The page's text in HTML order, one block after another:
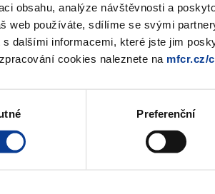
obsahu, analýze návštěvnosti a
web používáte, sdílíme se svými
s dalšími informacemi, které jste jim
cookies naleznete na mfcr.cz/
Preferenční